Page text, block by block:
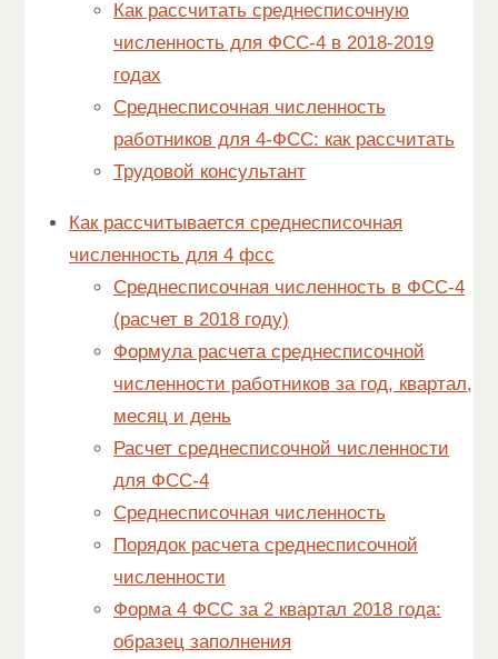
Как рассчитать среднесписочную
численность для ФСС-4 в 2018-2019
годах
Среднесписочная численность
работников для 4-ФСС: как рассчитать
Трудовой консультант
Как рассчитывается среднесписочная
численность для 4 фсс
Среднесписочная численность в ФСС-4
(расчет в 2018 году)
Формула расчета среднесписочной
численности работников за год, квартал,
месяц и день
Расчет среднесписочной численности
для ФСС-4
Среднесписочная численность
Порядок расчета среднесписочной
численности
Форма 4 ФСС за 2 квартал 2018 года:
образец заполнения